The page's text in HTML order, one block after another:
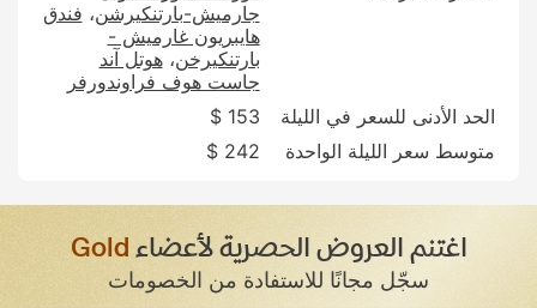
جارميش-بارتنكيرشن فندق
هايبريون غارميش -
بارتنكيرخن هوتل آند
جاست هوف فراوندورفر
الحد الأدنى للسعر في الليلة
153 $
متوسط سعر الليلة الواحدة
242 $
اغتنم العروض الحصرية لأعضاءGold
سجّل مجانًا للاستفادة من الخصومات